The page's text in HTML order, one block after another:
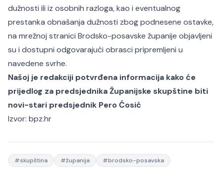
dužnosti ili iz osobnih razloga, kao i eventualnog
prestanka obnašanja dužnosti zbog podnesene ostavke,
na mrežnoj stranici Brodsko-posavske županije objavljeni
su i dostupni odgovarajući obrasci pripremljeni u
navedene svrhe.
Našoj je redakciji potvrđena informacija kako će
prijedlog za predsjednika Županijske skupštine biti
novi-stari predsjednik Pero Ćosić
Izvor: bpz.hr
#skupština #županija #brodsko-posavska